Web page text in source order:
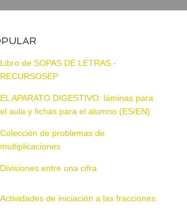
Libro de SOPAS DE LETRAS -
RECURSOSEP
EL APARATO DIGESTIVO: láminas para
el aula y fichas para el alumno (ES/EN)
Colección de problemas de
multiplicaciones
Divisiones entre una cifra
Actividades de iniciación a las fracciones